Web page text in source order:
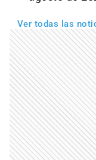
Ver todas las